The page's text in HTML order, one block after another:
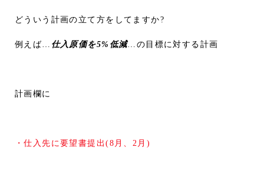
どういう計画の立て方をしてますか?
例えば… 仕入原価を5%低減…の目標に対する計画
計画欄に
・仕入先に要望書提出(8月、2月)